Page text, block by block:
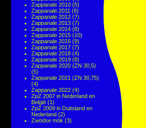
Zappanale 2010 (5)
Zappanale 2011 (6)
Zappanale 2012 (7)
Zappanale 2013 (7)
Zappanale 2014 (8)
Zappanale 2015 (10)
Zappanale 2016 (9)
Zappanale 2017 (7)
Zappanale 2018 (4)
Zappanale 2019 (8)
Zappanale 2020 (ZN 30,5)
(5)
Zappanale 2021 (ZN 30,75)
(4)
Zappanale 2022 (4)
ZpZ 2007 in Nederland en
België (1)
ZpZ 2009 in Duitsland en
Nederland (2)
Zwödse mök (3)